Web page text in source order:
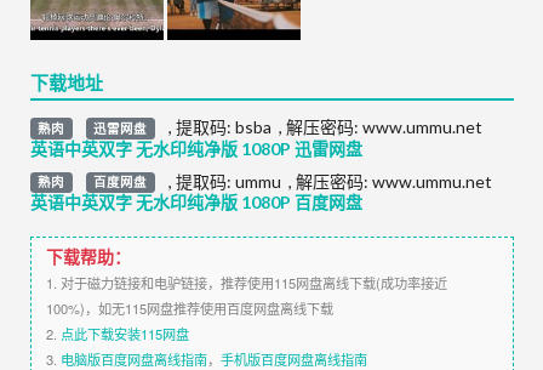
下载地址
熟肉 迅雷网盘
英语中英双字 无水印纯净版 1080P 迅雷网盘
, 提取码: bsba , 解压密码: www.ummu.net
熟肉 百度网盘
英语中英双字 无水印纯净版 1080P 百度网盘
, 提取码: ummu , 解压密码: www.ummu.net
下载帮助：
1. 对于磁力链接和电驴链接，推荐使用115网盘离线下载(成功率接近
100%)，如无115网盘推荐使用百度网盘离线下载
2. 点此下载安装115网盘
3. 电脑版百度网盘离线指南， 手机版百度网盘离线指南